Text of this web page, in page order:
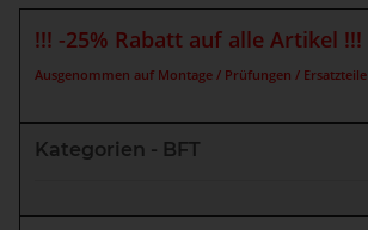
!!! -25% Rabatt auf alle Artikel !!!
Ausgenommen auf Montage / Prüfungen / Ersatzteile
Kategorien - BFT